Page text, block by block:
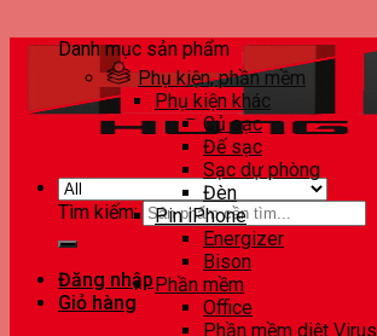
Tìm kiếm:
Đăng nhập
Giỏ hàng
Danh mục sản phẩm
Phụ kiện, phần mềm
Phụ kiện khác
Củ sạc
Đế sạc
Sạc dự phòng
Đèn
Pin iPhone
Energizer
Bison
Phần mềm
Office
Phần mềm diệt Virus